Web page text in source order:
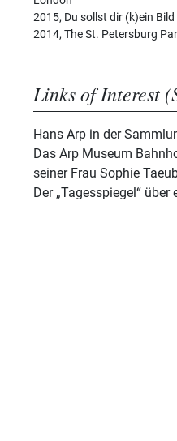
2015, Du sollst dir (k)ein
2014, The St. Petersburg
Links of Interest
Hans Arp in der
Das Arp Museum
seiner Frau Sophie
Der „Tagesspiegel“